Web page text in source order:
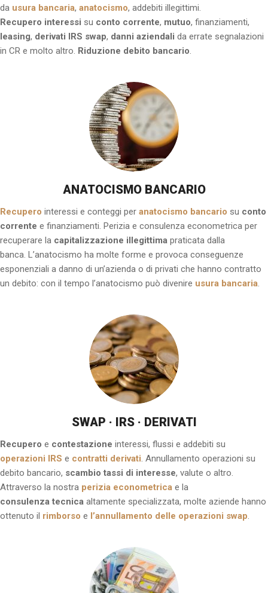
da usura bancaria, anatocismo, addebiti illegittimi.
Recupero interessi su conto corrente, mutuo, finanziamenti,
leasing, derivati IRS swap, danni aziendali da errate segnalazioni
in CR e molto altro. Riduzione debito bancario.
ANATOCISMO BANCARIO
Recupero interessi e conteggi per anatocismo bancario su conto
corrente e finanziamenti. Perizia e consulenza econometrica per
recuperare la capitalizzazione illegittima praticata dalla
banca. L’anatocismo ha molte forme e provoca conseguenze
esponenziali a danno di un’azienda o di privati che hanno contratto
un debito: con il tempo l’anatocismo può divenire usura bancaria.
SWAP · IRS · DERIVATI
Recupero e contestazione interessi, flussi e addebiti su
operazioni IRS e contratti derivati. Annullamento operazioni su
debito bancario, scambio tassi di interesse, valute o altro.
Attraverso la nostra perizia econometrica e la
consulenza tecnica altamente specializzata, molte aziende hanno
ottenuto il rimborso e l’annullamento delle operazioni swap.